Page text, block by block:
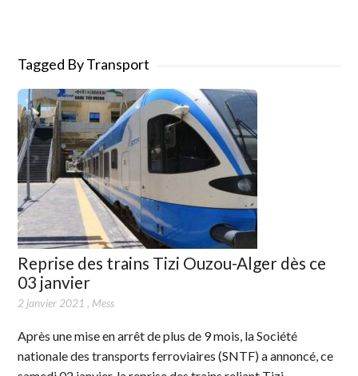
Tagged By Transport
Reprise des trains Tizi Ouzou-Alger dès ce
03 janvier
2 janvier 2021 , Mess
Après une mise en arrêt de plus de 9 mois, la Société
nationale des transports ferroviaires (SNTF) a annoncé, ce